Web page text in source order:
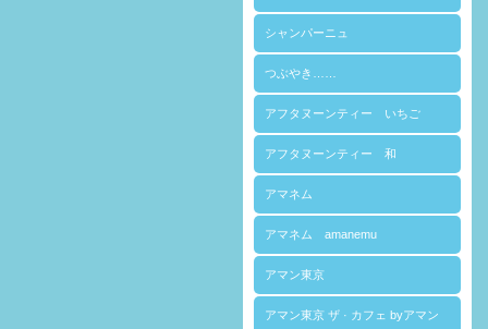
シャンパーニュ
つぶやき……
アフタヌーンティー いちご
アフタヌーンティー 和
アマネム
アマネム amanemu
アマン東京
アマン東京 ザ · カフェ byアマン